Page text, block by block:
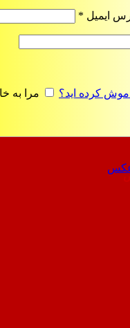
ایمیل *
کرده اید؟
مرا به
عکس